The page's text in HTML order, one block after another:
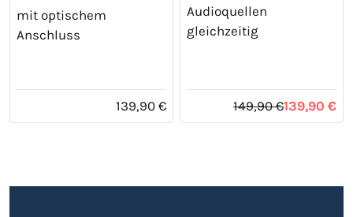
mit optischem
Anschluss
139,90 €
Audioquellen
gleichzeitig
149,90 €139,90 €